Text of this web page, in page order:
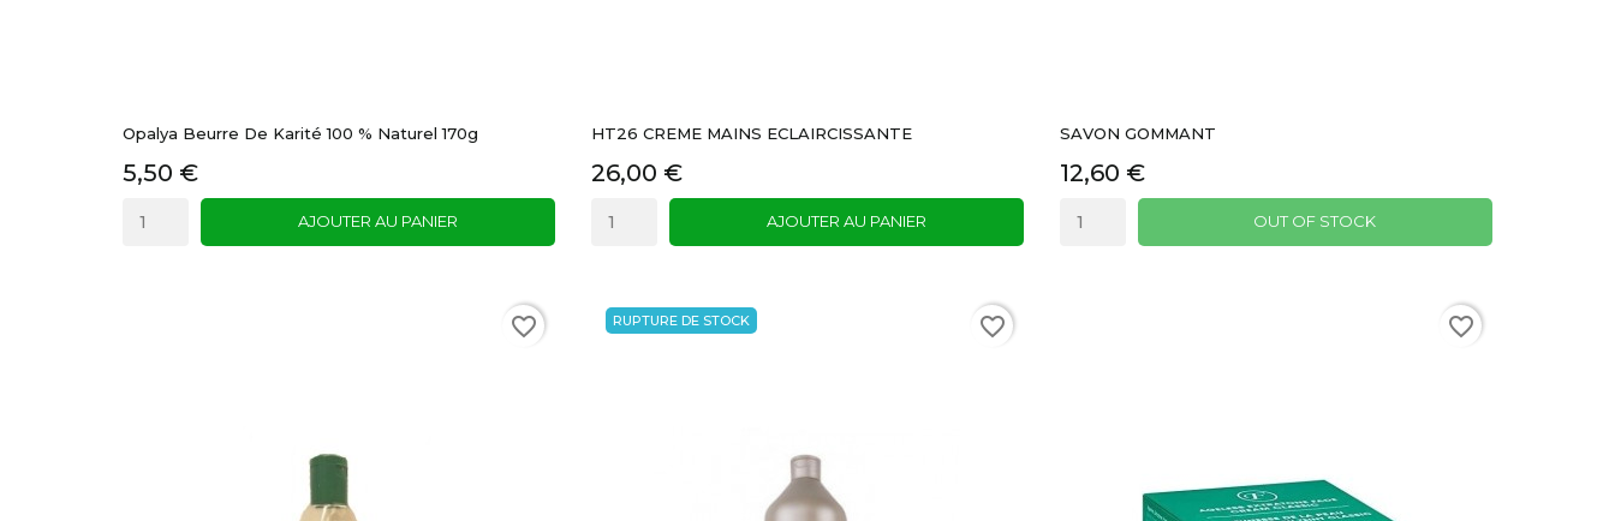
Opalya Beurre De Karité 100 % Naturel 170g
5,50 €
AJOUTER AU PANIER
HT26 CREME MAINS ECLAIRCISSANTE
26,00 €
AJOUTER AU PANIER
SAVON GOMMANT
12,60 €
OUT OF STOCK
favorite_border RUPTURE DE STOCK favorite_border favorite_border